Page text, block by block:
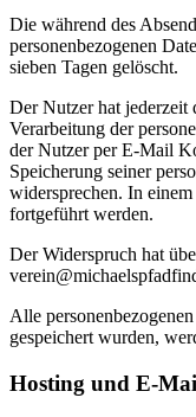
Die während des
personenbezogenen
sieben Tagen gelöscht.
Der Nutzer hat
Verarbeitung der
der Nutzer per E-Mail
Speicherung seiner
widersprechen. In
fortgeführt werden.
Der Widerspruch hat
Alle
gespeichert wurden,
Hosting und E-